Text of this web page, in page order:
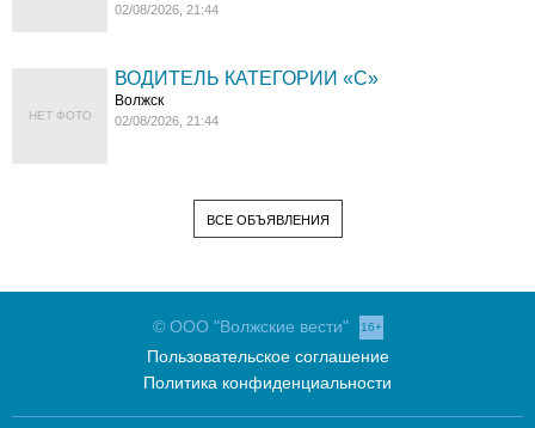
02/08/2026, 21:44
НЕТ ФОТО
ВОДИТЕЛЬ КАТЕГОРИИ «C»
Волжск
02/08/2026, 21:44
ВСЕ ОБЪЯВЛЕНИЯ
© ООО "Волжские вести" 16+
Пользовательское соглашение
Политика конфиденциальности